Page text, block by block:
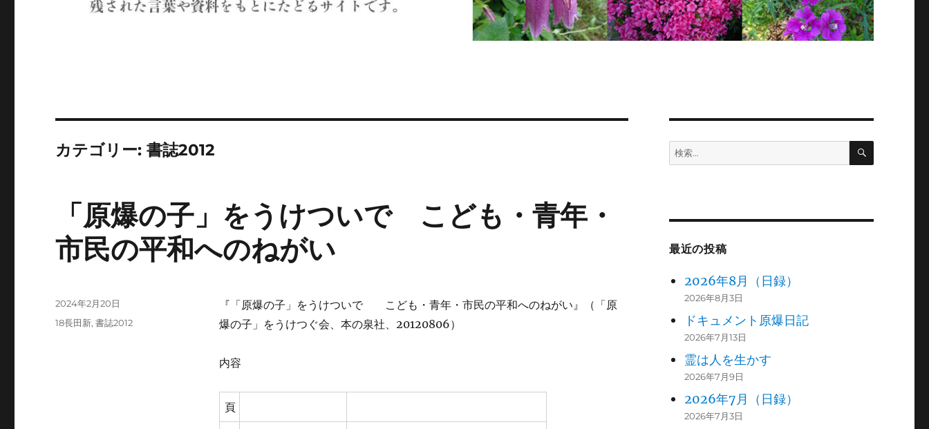
カテゴリー:書誌2012
「原爆の子」をうけついで こども・青年・
市民の平和へのねがい
『「原爆の子」をうけついで こども・青年・市民の平和へのねがい』（「原
爆の子」をうけつぐ会、本の泉社、20120806）
内容
頁
投
2024年2月20日
カ
18長田新,書誌2012
検
索:
検
最近の投稿
2026年8月（日録）
2026年8月3日
ドキュメント原爆日記
2026年7月13日
霊は人を生かす
2026年7月9日
2026年7月（日録）
2026年7月3日